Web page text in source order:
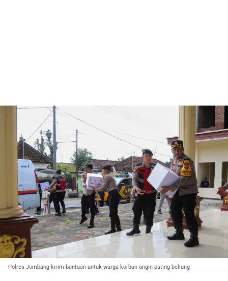
Polres Jombang kirim bantuan untuk warga korban angin puting beliung